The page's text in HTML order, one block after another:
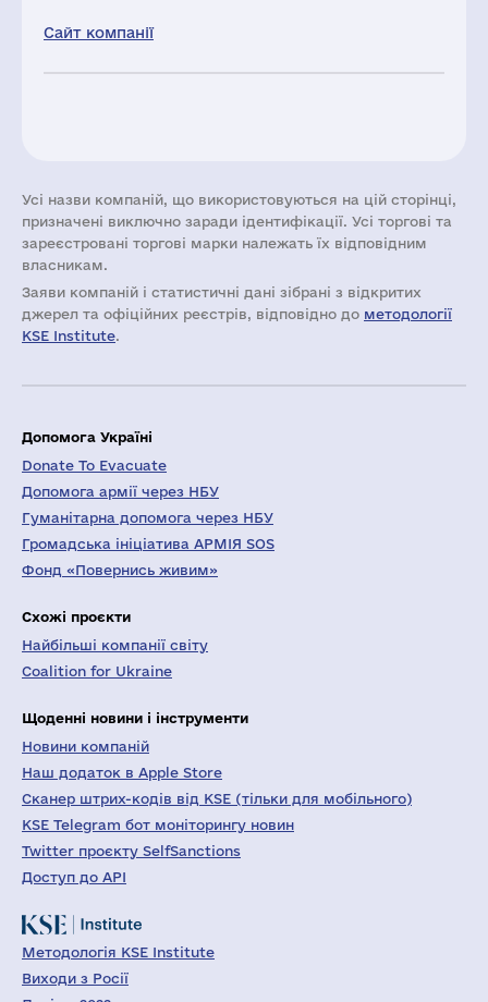
Сайт компанії
Усі назви компаній, що використовуються на цій сторінці,
призначені виключно заради ідентифікації. Усі торгові та
зареєстровані торгові марки належать їх відповідним
власникам.
Заяви компаній i статистичні дані зібрані з відкритих
джерел та офіційних реєстрів, відповідно до методології
KSE Institute.
Допомога Україні
Donate To Evacuate
Допомога армії через НБУ
Гуманітарна допомога через НБУ
Громадська ініціатива АРМІЯ SOS
Фонд «Повернись живим»
Схожі проєкти
Найбільші компанії світу
Coalition for Ukraine
Щоденні новини і інструменти
Новини компаній
Наш додаток в Apple Store
Сканер штрих-кодів від KSE (тільки для мобільного)
KSE Telegram бот моніторингу новин
Twitter проєкту SelfSanctions
Доступ до API
Методологія KSE Institute
Виходи з Росії